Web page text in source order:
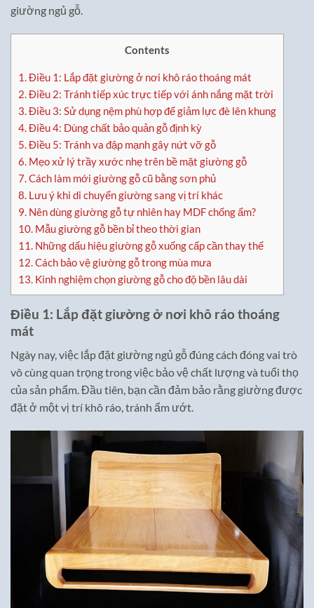
giường ngủ gỗ.
Contents
1.Điều 1: Lắp đặt giường ở nơi khô ráo thoáng mát
2.Điều 2: Tránh tiếp xúc trực tiếp với ánh nắng mặt trời
3.Điều 3: Sử dụng nệm phù hợp để giảm lực đè lên khung
4.Điều 4: Dùng chất bảo quản gỗ định kỳ
5.Điều 5: Tránh va đập mạnh gây nứt vỡ gỗ
6. Mẹo xử lý trầy xước nhẹ trên bề mặt giường gỗ
7.Cách làm mới giường gỗ cũ bằng sơn phủ
8. Lưu ý khi di chuyển giường sang vị trí khác
9. Nên dùng giường gỗ tự nhiên hay MDF chống ẩm?
10. Mẫu giường gỗ bền bỉ theo thời gian
11. Những dấu hiệu giường gỗ xuống cấp cần thay thế
12.Cách bảo vệ giường gỗ trong mùa mưa
13. Kinh nghiệm chọn giường gỗ cho độ bền lâu dài
Điều 1: Lắp đặt giường ở nơi khô ráo thoáng
mát
Ngày nay, việc lắp đặt giường ngủ gỗ đúng cách đóng vai trò
vô cùng quan trọng trong việc bảo vệ chất lượng và tuổi thọ
của sản phẩm. Đầu tiên, bạn cần đảm bảo rằng giường được
đặt ở một vị trí khô ráo, tránh ẩm ướt.